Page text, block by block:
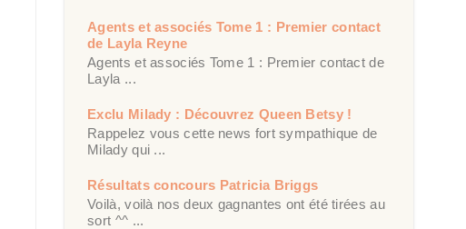
Agents et associés Tome 1 : Premier contact
de Layla Reyne
Agents et associés Tome 1 : Premier contact de
Layla ...
Exclu Milady : Découvrez Queen Betsy !
Rappelez vous cette news fort sympathique de
Milady qui ...
Résultats concours Patricia Briggs
Voilà, voilà nos deux gagnantes ont été tirées au
sort ^^ ...